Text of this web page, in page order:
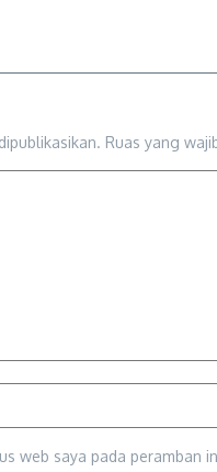
Ruas yang
web saya pada peramban